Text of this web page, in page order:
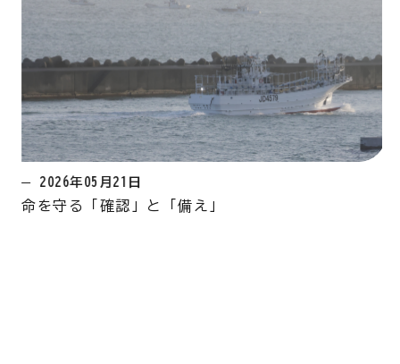
2026年05月21日
命を守る「確認」と「備え」